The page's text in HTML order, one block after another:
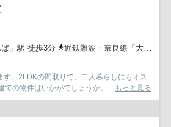
」駅 徒歩3分
近鉄難波・奈良線「大阪難波」駅 徒歩6分
す。2LDKの間取りで、二人暮らしにもオス
ての物件はいかがでしょうか。... もっと見る